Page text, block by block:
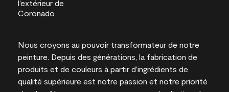
Nous croyons au pouvoir transformateur de notre
peinture. Depuis des générations, la fabrication de
produits et de couleurs à partir d’ingrédients de
qualité supérieure est notre passion et notre priorité